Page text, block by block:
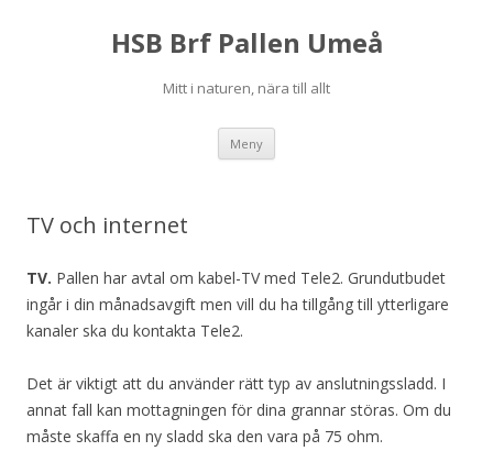
HSB Brf Pallen Umeå
Mitt i naturen, nära till allt
Meny
TV och internet
TV. Pallen har avtal om kabel-TV med Tele2. Grundutbudet
ingår i din månadsavgift men vill du ha tillgång till ytterligare
kanaler ska du kontakta Tele2.
Det är viktigt att du använder rätt typ av anslutningssladd. I
annat fall kan mottagningen för dina grannar störas. Om du
måste skaffa en ny sladd ska den vara på 75 ohm.